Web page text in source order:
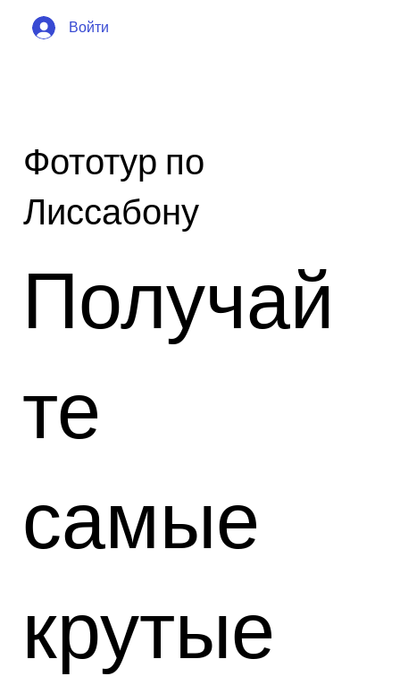
Войти
Фототур по
Лиссабону
Получай
те
самые
крутые